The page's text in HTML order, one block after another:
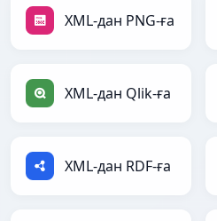
XML-дан PNG-ға
XML-дан Qlik-ға
XML-дан RDF-ға